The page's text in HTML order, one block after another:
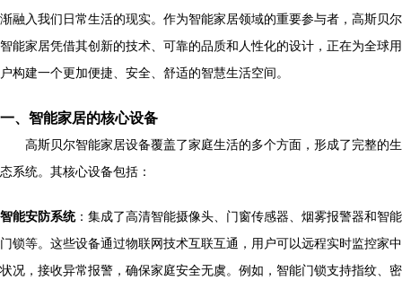
渐融入我们日常生活的现实。作为智能家居领域的重要参与者，高斯贝尔
智能家居凭借其创新的技术、可靠的品质和人性化的设计，正在为全球用
户构建一个更加便捷、安全、舒适的智慧生活空间。
一、智能家居的核心设备
高斯贝尔智能家居设备覆盖了家庭生活的多个方面，形成了完整的生
态系统。其核心设备包括：
智能安防系统：集成了高清智能摄像头、门窗传感器、烟雾报警器和智能
门锁等。这些设备通过物联网技术互联互通，用户可以远程实时监控家中
状况，接收异常报警，确保家庭安全无虞。例如，智能门锁支持指纹、密